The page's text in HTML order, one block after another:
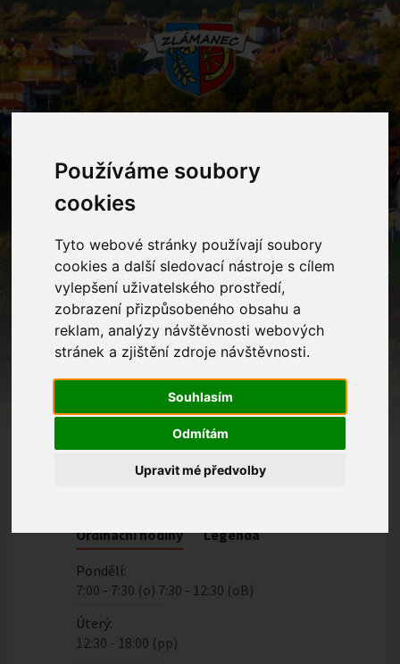
Používáme soubory
cookies
Tyto webové stránky používají soubory
cookies a další sledovací nástroje s cílem
vylepšení uživatelského prostředí,
zobrazení přizpůsobeného obsahu a
reklam, analýzy návštěvnosti webových
stránek a zjištění zdroje návštěvnosti.
Souhlasím
Odmítám
Upravit mé předvolby
Home Informační centrum Zravotnictví
Ordinace praktického lékaře pro dospělé
Březolupy 520, 687 13
Telefon:
+420 572 580 202
Ordinační hodiny
Legenda
Pondělí:
7:00 - 7:30 (o) 7:30 - 12:30 (oB)
Úterý:
12:30 - 18:00 (pp)